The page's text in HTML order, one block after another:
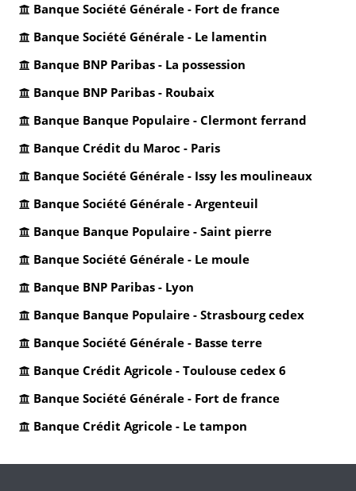
Banque Société Générale - Fort de france
Banque Société Générale - Le lamentin
Banque BNP Paribas - La possession
Banque BNP Paribas - Roubaix
Banque Banque Populaire - Clermont ferrand
Banque Crédit du Maroc - Paris
Banque Société Générale - Issy les moulineaux
Banque Société Générale - Argenteuil
Banque Banque Populaire - Saint pierre
Banque Société Générale - Le moule
Banque BNP Paribas - Lyon
Banque Banque Populaire - Strasbourg cedex
Banque Société Générale - Basse terre
Banque Crédit Agricole - Toulouse cedex 6
Banque Société Générale - Fort de france
Banque Crédit Agricole - Le tampon